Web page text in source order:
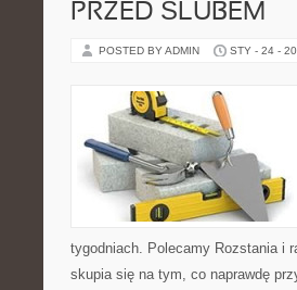
PRZED ŚLUBEM
POSTED BY ADMIN STY - 24 -
tygodniach. Polecamy Rozstania i
skupia się na tym, co naprawdę